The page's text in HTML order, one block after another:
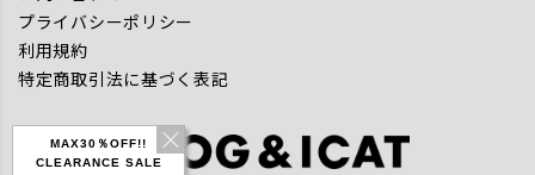
MAX30％OFF!!
CLEARANCE SALE
プライバシーポリシー
利用規約
特定商取引法に基づく表記